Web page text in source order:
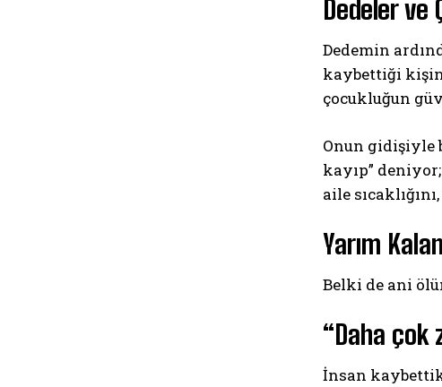
Dedeler ve
Dedemin
kaybettiği
çocukluğun
Onun gidişiyle
kayıp”
aile
Yarım
Belki de ani
“Daha çok
İnsan